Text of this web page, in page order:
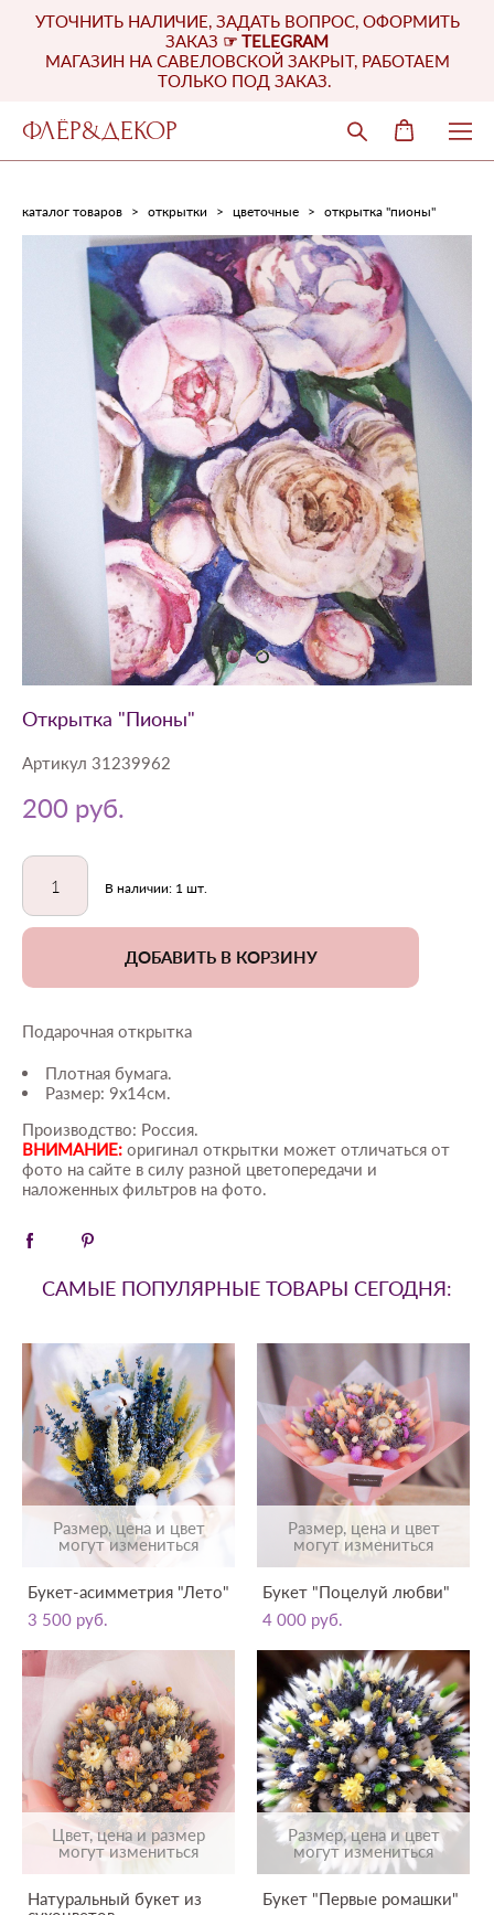
УТОЧНИТЬ НАЛИЧИЕ, ЗАДАТЬ ВОПРОС, ОФОРМИТЬ
ЗАКАЗ ☞ TELEGRAM
МАГАЗИН НА САВЕЛОВСКОЙ ЗАКРЫТ, РАБОТАЕМ
ТОЛЬКО ПОД ЗАКАЗ.
ФЛЁР&ДЕКОР
каталог товаров > открытки > цветочные > открытка "пионы"
Открытка "Пионы"
Артикул 31239962
200 pуб.
В наличии: 1 шт.
ДОБАВИТЬ В КОРЗИНУ
Подарочная открытка
Плотная бумага.
Размер: 9х14см.
Производство: Россия.
ВНИМАНИЕ: оригинал открытки может отличаться от
фото на сайте в силу разной цветопередачи и
наложенных фильтров на фото.
САМЫЕ ПОПУЛЯРНЫЕ ТОВАРЫ СЕГОДНЯ:
Размер, цена и цвет
могут измениться
Букет-асимметрия "Лето"
3 500 pуб.
Размер, цена и цвет
могут измениться
Букет "Поцелуй любви"
4 000 pуб.
Цвет, цена и размер
могут измениться
Натуральный букет из
Размер, цена и цвет
могут измениться
Букет "Первые ромашки"